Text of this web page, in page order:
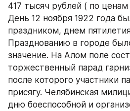
417 тысяч рублей ( по ценам
День 12 ноября 1922 года
праздником, днем
Празднованию в городе
значение. На Алом поле
торжественный парад
после которого участники
присягу. Челябинская
дню боеспособной и